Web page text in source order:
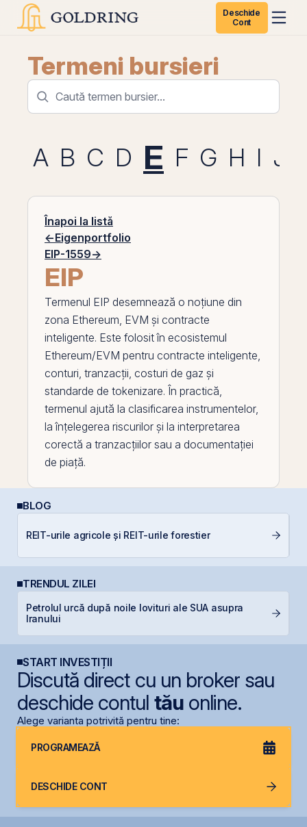
Deschide
Cont
Termeni bursieri
A B C D E F G H I J
Înapoi la listă
←Eigenportfolio
EIP-1559→
EIP
Termenul EIP desemnează o noțiune din
zona Ethereum, EVM și contracte
inteligente. Este folosit în ecosistemul
Ethereum/EVM pentru contracte inteligente,
conturi, tranzacții, costuri de gaz și
standarde de tokenizare. În practică,
termenul ajută la clasificarea instrumentelor,
la înțelegerea riscurilor și la interpretarea
corectă a tranzacțiilor sau a documentației
de piață.
BLOG
REIT-urile agricole și REIT-urile forestier
TRENDUL ZILEI
Petrolul urcă după noile lovituri ale SUA asupra
Iranului
START INVESTIȚII
Discută direct cu un broker sau
deschide contul tăuonline.
Alege varianta potrivită pentru tine:
PROGRAMEAZĂ
DESCHIDE CONT